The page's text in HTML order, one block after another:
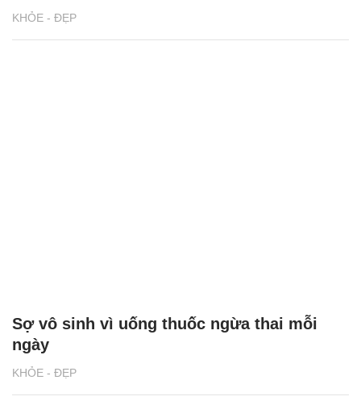
KHỎE - ĐẸP
KHỎE - ĐẸP
Sợ vô sinh vì uống thuốc ngừa thai mỗi
ngày